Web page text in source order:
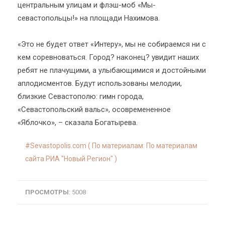
центральным улицам и флэш-моб «Мы-
севастопольцы!» на площади Нахимова.
«Это не будет ответ «Интеру», мы не собираемся ни с
кем соревноваться. Город? наконец? увидит наших
ребят не плачущими, а улыбающимися и достойными
аплодисментов. Будут использованы мелодии,
близкие Севастополю: гимн города,
«Севастопольский вальс», осовремененное
«Яблочко», – сказала Богатырева.
Sevastopolis.com ( По материалам: По материалам
сайта РИА "Новый Регион" )
ПРОСМОТРЫ: 5008